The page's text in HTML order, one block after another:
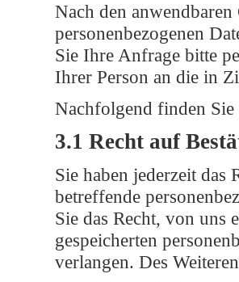
Nach den
personenbezogenen
Sie Ihre Anfrage bitte
Ihrer Person an die in
Nachfolgend finden
3.1 Recht auf
Sie haben jederzeit das
betreffende
Sie das Recht, von uns
gespeicherten
verlangen. Des